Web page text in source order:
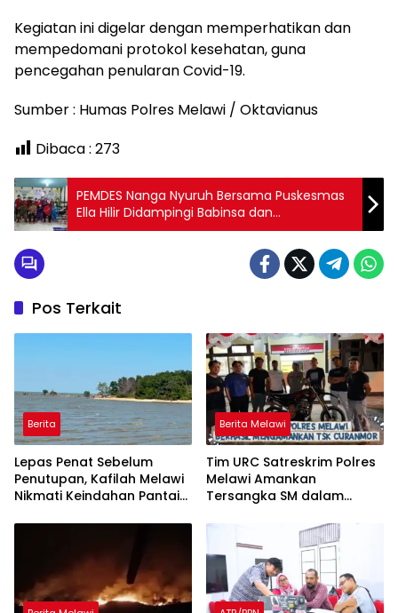
Kegiatan ini digelar dengan memperhatikan dan
mempedomani protokol kesehatan, guna
pencegahan penularan Covid-19.
Sumber : Humas Polres Melawi / Oktavianus
Dibaca : 273
PEMDES Nanga Nyuruh Bersama Puskesmas
Ella Hilir Didampingi Babinsa dan
Babinkamtibmas Vaksinasi Masyarakat
Pos Terkait
Berita
Lepas Penat Sebelum
Penutupan, Kafilah Melawi
Nikmati Keindahan Pantai
Berita Melawi
Tim URC Satreskrim Polres
Melawi Amankan
Tersangka SM dalam
Paal